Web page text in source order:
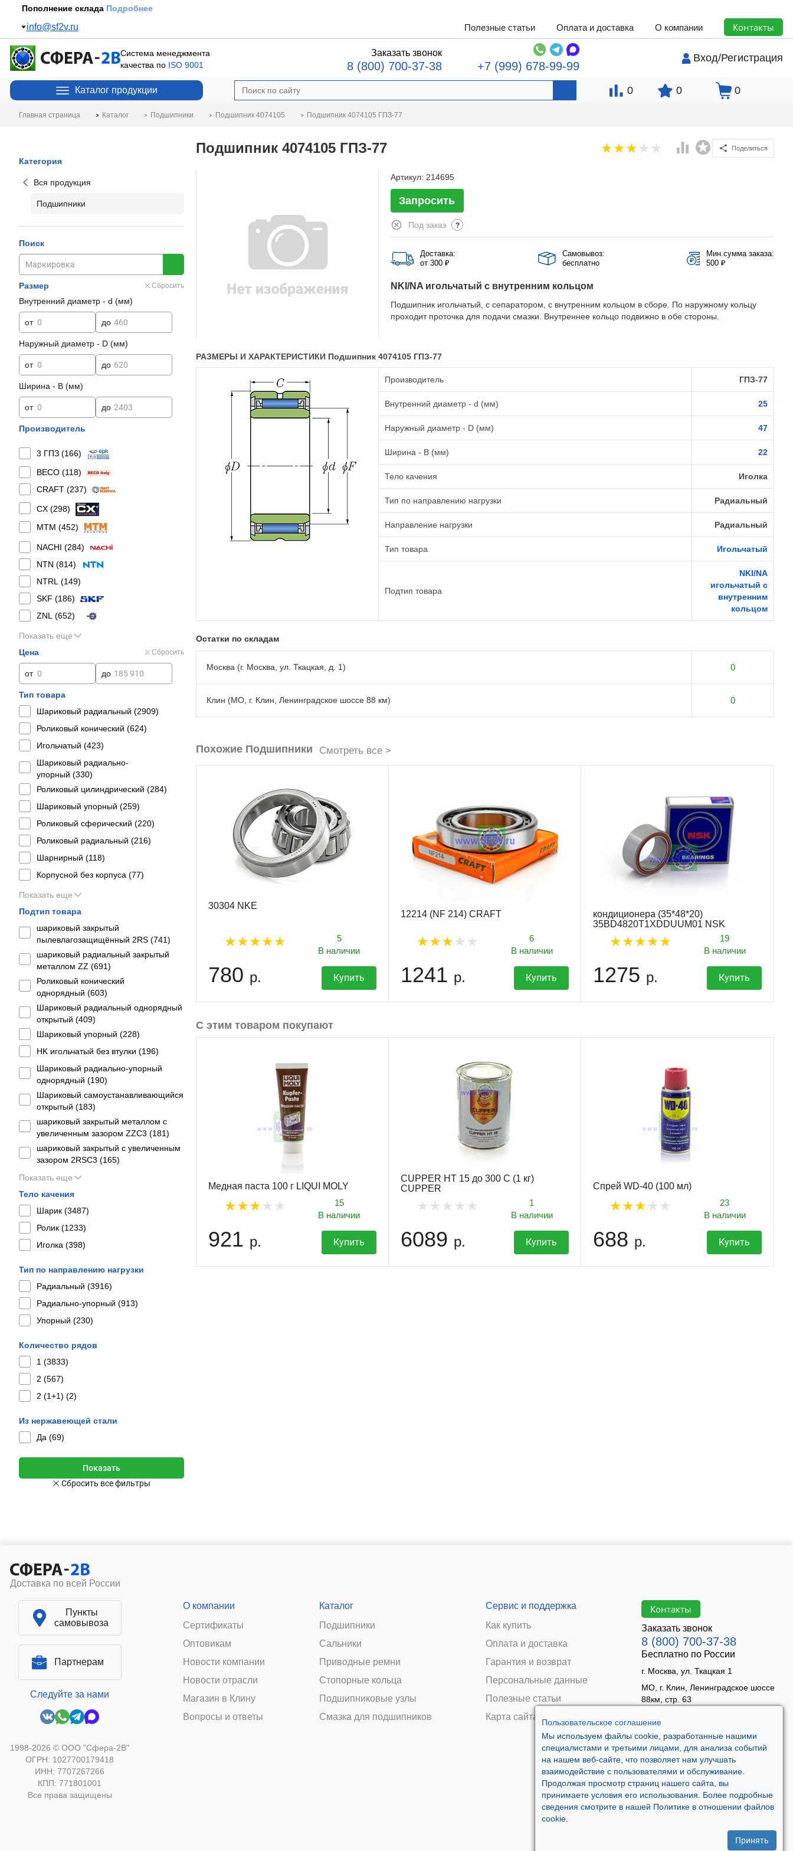
Пользовательское соглашение
Мы используем файлы cookie, разработанные нашими
специалистами и третьими лицами, для анализа событий
на нашем веб-сайте, что позволяет нам улучшать
взаимодействие с пользователями и обслуживание.
Продолжая просмотр страниц нашего сайта, вы
принимаете условия его использования. Более подробные
сведения смотрите в нашей Политике в отношении файлов
cookie.
Принять
Пополнение склада Подробнее
info@sf2v.ru Полезные статьи Оплата и доставка О компании Контакты
Система менеджмента
качества по ISO 9001
Заказать звонок
8 (800) 700-37-38 +7 (999) 678-99-99
Вход/Регистрация
Каталог продукции 0 0 0
Главная страница Каталог Подшипники Подшипник 4074105 Подшипник 4074105 ГПЗ-77
Категория
Вся продукция
Подшипники
Поиск
Размер Сбросить
Внутренний диаметр - d (мм)
от до
Наружный диаметр - D (мм)
от до
Ширина - B (мм)
от до
Производитель
3 ГПЗ (166)
BECO (118)
CRAFT (237)
CX (298)
MTM (452)
NACHI (284)
NTN (814)
NTRL (149)
SKF (186)
ZNL (652)
Показать еще
Цена
Сбросить
от до
Тип товара
Шариковый радиальный (2909)
Роликовый конический (624)
Игольчатый (423)
Шариковый радиально-
упорный (330)
Роликовый цилиндрический (284)
Шариковый упорный (259)
Роликовый сферический (220)
Роликовый радиальный (216)
Шарнирный (118)
Корпусной без корпуса (77)
Показать еще
Подтип товара
шариковый закрытый
пылевлагозащищённый 2RS (741)
шариковый радиальный закрытый
металлом ZZ (691)
Роликовый конический
однорядный (603)
Шариковый радиальный однорядный
открытый (409)
Шариковый упорный (228)
HK игольчатый без втулки (196)
Шариковый радиально-упорный
однорядный (190)
Шариковый самоустанавливающийся
открытый (183)
шариковый закрытый металлом с
увеличенным зазором ZZC3 (181)
шариковый закрытый с увеличенным
зазором 2RSС3 (165)
Показать еще
Тело качения
Шарик (3487)
Ролик (1233)
Иголка (398)
Тип по направлению нагрузки
Радиальный (3916)
Радиально-упорный (913)
Упорный (230)
Количество рядов
1 (3833)
2 (567)
2 (1+1) (2)
Из нержавеющей стали
Да (69)
Подшипник 4074105 ГПЗ-77 Поделиться
Артикул: 214695
Запросить
Под заказ ?
Доставка:
от 300 ₽
Самовывоз:
бесплатно
Мин.сумма заказа:
500 ₽
NKI/NA игольчатый с внутренним кольцом
Подшипник игольчатый, с сепаратором, с внутренним кольцом в сборе. По наружному кольцу
проходит проточка для подачи смазки. Внутреннее кольцо подвижно в обе стороны.
РАЗМЕРЫ И ХАРАКТЕРИСТИКИ Подшипник 4074105 ГПЗ-77
Производитель ГПЗ-77
Внутренний диаметр - d (мм) 25
Наружный диаметр - D (мм) 47
Ширина - B (мм) 22
Тело качения Иголка
Тип по направлению нагрузки Радиальный
Направление нагрузки Радиальный
Тип товара Игольчатый
Подтип товара
NKI/NA
игольчатый с
внутренним
кольцом
Остатки по складам
Москва (г. Москва, ул. Ткацкая, д. 1) 0
Клин (МО, г. Клин, Ленинградское шоссе 88 км) 0
Похожие Подшипники Смотреть все >
30304 NKE
5
В наличии
780 р. Купить
12214 (NF 214) CRAFT
6
В наличии
1241 р. Купить
кондиционера (35*48*20)
35BD4820T1XDDUUM01 NSK
19
В наличии
1275 р. Купить
С этим товаром покупают
Медная паста 100 г LIQUI MOLY
15
В наличии
921 р. Купить
CUPPER HT 15 до 300 С (1 кг)
CUPPER
1
В наличии
6089 р. Купить
Спрей WD-40 (100 мл)
23
В наличии
688 р. Купить
Доставка по всей России
Пункты
самовывоза
Партнерам
Следуйте за нами
1998-2026 © ООО "Сфера-2В"
ОГРН: 1027700179418
ИНН: 7707267266
КПП: 771801001
Все права защищены
О компании
Сертификаты
Оптовикам
Новости компании
Новости отрасли
Магазин в Клину
Вопросы и ответы
Каталог
Подшипники
Сальники
Приводные ремни
Стопорные кольца
Подшипниковые узлы
Смазка для подшипников
Сервис и поддержка
Как купить
Оплата и доставка
Гарантия и возврат
Персональные данные
Полезные статьи
Карта сайта
Контакты
Заказать звонок
8 (800) 700-37-38
Бесплатно по России
г. Москва, ул. Ткацкая 1
МО, г. Клин, Ленинградское шоссе
88км, стр. 63
Сб 10:00 - 14:00
Вс - выходной